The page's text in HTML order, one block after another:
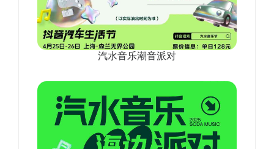
汽水音乐潮音派对